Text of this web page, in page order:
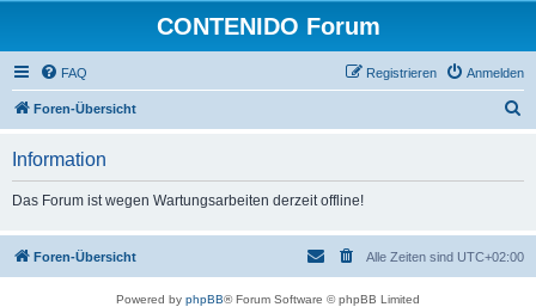
CONTENIDO Forum
FAQ Anmelden
Registrieren
Foren-Übersicht
Information
Das Forum ist wegen Wartungsarbeiten derzeit offline!
Foren-Übersicht Alle Zeiten sind UTC+02:00
Powered by phpBB® Forum Software © phpBB Limited